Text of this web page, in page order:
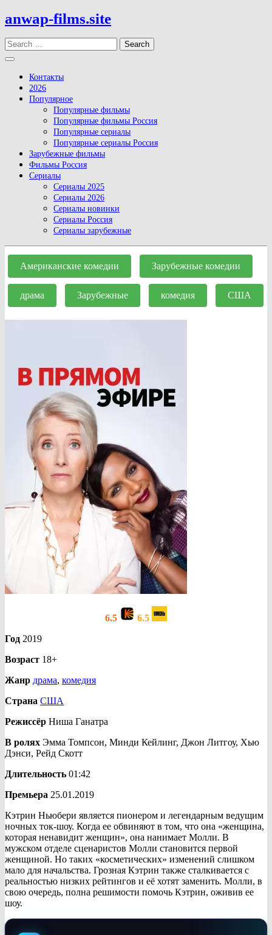
Skip
to
content
anwap-films.site
Search
Open
Button
Контакты
2026
Популярное
Популярные фильмы
Популярные фильмы Россия
Популярные сериалы
Популярные сериалы Россия
Зарубежные фильмы
Фильмы Россия
Сериалы
Сериалы 2025
Сериалы 2026
Сериалы новинки
Сериалы Россия
Сериалы зарубежные
Close
Button
Американские комедии Зарубежные комедии
драма Зарубежные комедия США
6.5
6.5
Год 2019
Возраст 18+
Жанр драма, комедия
Страна США
Режиссёр Ниша Ганатра
В ролях Эмма Томпсон, Минди Кейлинг, Джон Литгоу, Хью
Дэнси, Рейд Скотт
Длительность 01:42
Премьера 25.01.2019
Кэтрин Ньюбери является пионером и легендарным ведущим
ночных ток-шоу. Когда ее обвиняют в том, что она «женщина,
которая ненавидит женщин», она нанимает Молли. В
мужском отделе сценаристов Молли становится первой
женщиной. Но таких «косметических» изменений слишком
мало для начальства. Грозная Кэтрин также сталкивается с
реальностью низких рейтингов и её хотят заменить. Молли, в
свою очередь, полна решимости помочь Кэтрин, оживив ее
шоу.